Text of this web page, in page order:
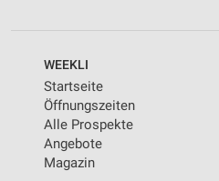
WEEKLI
Startseite
Öffnungszeiten
Alle Prospekte
Angebote
Magazin